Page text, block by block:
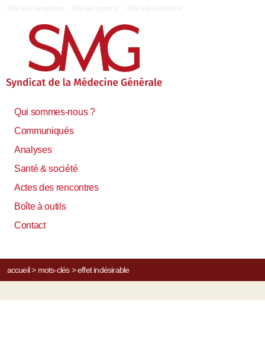
Qui sommes-nous ?
Communiqués
Analyses
Santé & société
Actes des rencontres
Boîte à outils
Contact
accueil> mots-clés> effet indésirable